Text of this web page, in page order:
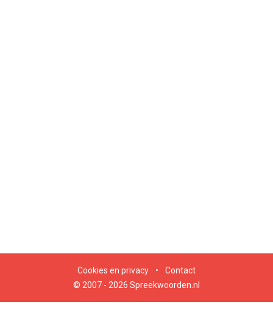
Cookies en privacy •
Contact
© 2007 - 2026 Spreekwoorden.nl